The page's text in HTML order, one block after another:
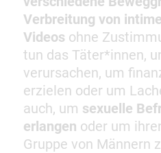
Verbreitung von
Videos ohne
tun das Täter*innen,
verursachen, um
erzielen oder um
auch, um sexuelle
erlangen oder um
Gruppe von Männern